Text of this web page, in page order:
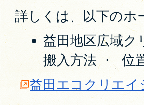
詳しくは、以下のホ
益田地区広域ク
搬入方法 ・ 位
益田エコクリエ